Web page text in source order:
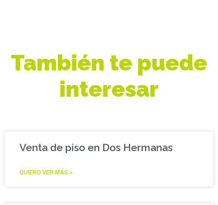
También te puede
interesar
Venta de piso en Dos Hermanas
QUIERO VER MÁS »